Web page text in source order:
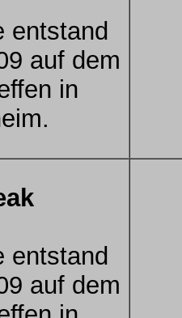
entstand
auf dem
in
entstand
auf dem